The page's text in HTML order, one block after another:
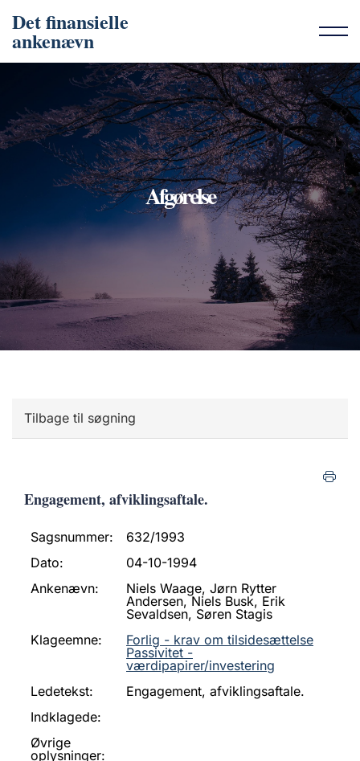
Det finansielle
ankenævn
Afgørelse
Tilbage til søgning
Engagement, afviklingsaftale.
Sagsnummer:
632/1993
Dato:
04-10-1994
Ankenævn:
Niels Waage, Jørn Rytter
Andersen, Niels Busk, Erik
Sevaldsen, Søren Stagis
Klageemne:
Forlig - krav om tilsidesættelse
Passivitet -
værdipapirer/investering
Ledetekst:
Engagement, afviklingsaftale.
Indklagede:
Øvrige
oplysninger: